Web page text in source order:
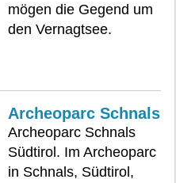
mögen die Gegend um
den Vernagtsee.
Archeoparc Schnals
Archeoparc Schnals
Südtirol. Im Archeoparc
in Schnals, Südtirol,